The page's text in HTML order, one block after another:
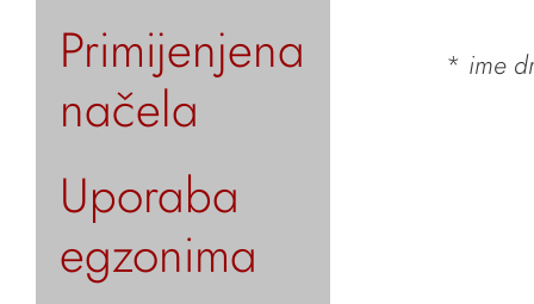
Primijenjena
načela
Uporaba
egzonima
* ime